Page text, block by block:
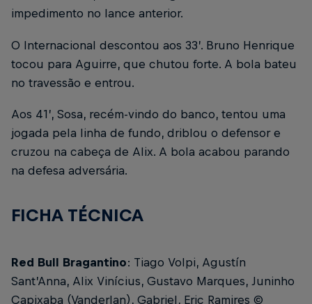
impedimento no lance anterior.
O Internacional descontou aos 33’. Bruno Henrique
tocou para Aguirre, que chutou forte. A bola bateu
no travessão e entrou.
Aos 41’, Sosa, recém-vindo do banco, tentou uma
jogada pela linha de fundo, driblou o defensor e
cruzou na cabeça de Alix. A bola acabou parando
na defesa adversária.
FICHA TÉCNICA
Red Bull Bragantino: Tiago Volpi, Agustín
Sant’Anna, Alix Vinícius, Gustavo Marques, Juninho
Capixaba (Vanderlan), Gabriel, Eric Ramires ©